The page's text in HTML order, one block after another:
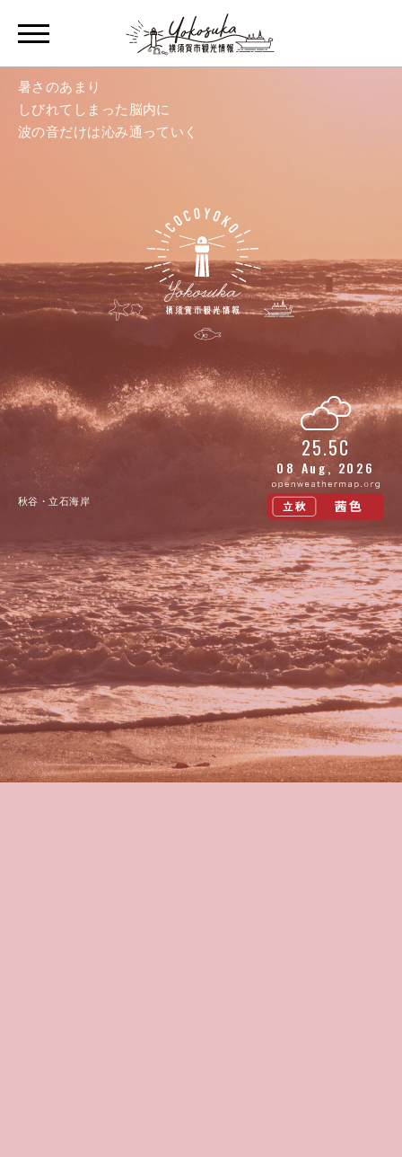
暑さのあまり
しびれてしまった脳内に
波の音だけは沁み通っていく
25.5C
08 Aug, 2026
秋谷・立石海岸